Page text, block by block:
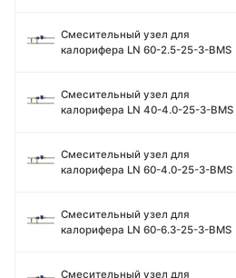
Смесительный узел для
калорифера LN 60-2.5-25-3-BMS
Смесительный узел для
калорифера LN 40-4.0-25-3-BMS
Смесительный узел для
калорифера LN 60-4.0-25-3-BMS
Смесительный узел для
калорифера LN 60-6.3-25-3-BMS
Смесительный узел для